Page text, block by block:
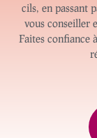
cils, en passant
vous conseiller
Faites confiance